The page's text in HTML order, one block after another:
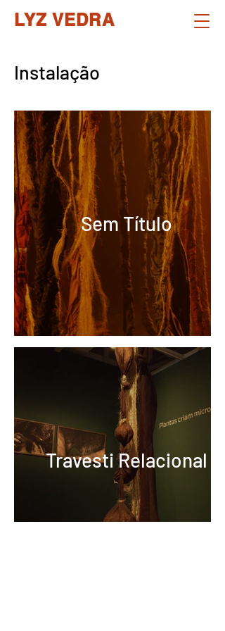
LYZ VEDRA
Instalação
Sem Título
Travesti Relacional